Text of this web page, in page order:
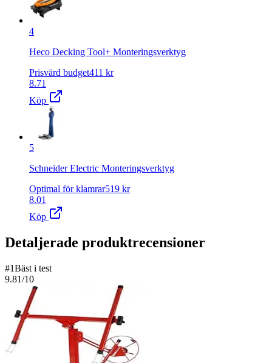
4
Heco Decking Tool+ Monteringsverktyg
Prisvärd budget411 kr
8.71
Köp
5
Schneider Electric Monteringsverktyg
Optimal för klamrar519 kr
8.01
Köp
Detaljerade produktrecensioner
#1Bäst i test
9.81/10